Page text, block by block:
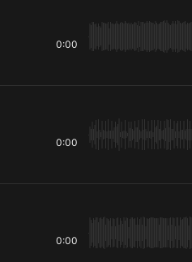
0:00
0:00
0:00